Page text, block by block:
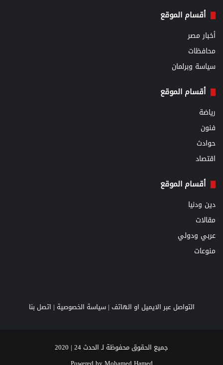
أقسام الموقع
أخبار مصر
محافظات
سياسة وبرلمان
أقسام الموقع
رياضة
فنون
حوادث
اقتصاد
أقسام الموقع
دين ودنيا
مقالات
عربي ودولي
منوعات
التواصل عبر الايميل او الهاتف |سياسة الخصوصية | اتصل بنا
جميع الحقوق محفوظة لـ الحدث 24 | 2020